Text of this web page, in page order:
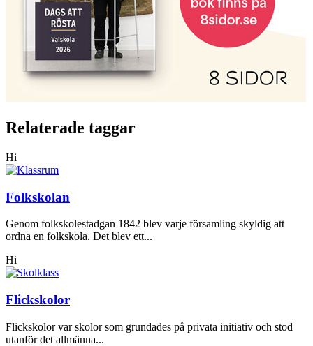
Relaterade taggar
Hi
Folkskolan
Genom folkskolestadgan 1842 blev varje församling skyldig att
ordna en folkskola. Det blev ett...
Hi
Flickskolor
Flickskolor var skolor som grundades på privata initiativ och stod
utanför det allmänna...